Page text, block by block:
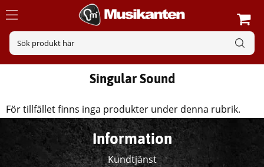
Singular Sound
För tillfället finns inga produkter under denna rubrik.
Information
Kundtjänst